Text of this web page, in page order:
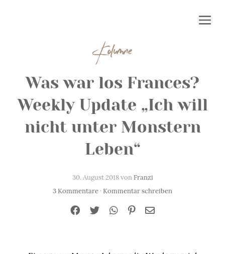
Kolumne
Was war los Frances?
Weekly Update „Ich will
nicht unter Monstern
Leben“
30. August 2018 vonFranzi
3 Kommentare · Kommentar schreiben